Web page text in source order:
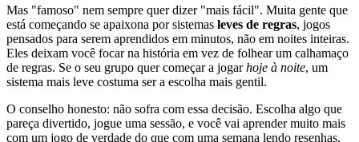
Mas "famoso" nem sempre quer dizer "mais fácil". Muita gente que
está começando se apaixona por sistemas leves de regras, jogos
pensados para serem aprendidos em minutos, não em noites inteiras.
Eles deixam você focar na história em vez de folhear um calhamaço
de regras. Se o seu grupo quer começar a jogarhoje à noite, um
sistema mais leve costuma ser a escolha mais gentil.
O conselho honesto: não sofra com essa decisão. Escolha algo que
pareça divertido, jogue uma sessão, e você vai aprender muito mais
com um jogo de verdade do que com uma semana lendo resenhas.